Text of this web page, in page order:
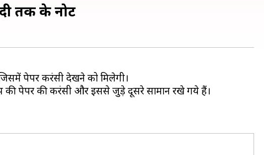
तक के नोट
पेपर करंसी देखने को मिलेगी।
की पेपर की करंसी और इससे जुड़े दूसरे सामान रखे गये हैं।